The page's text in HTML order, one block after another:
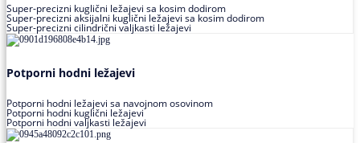
Super-precizni kuglični ležajevi sa kosim dodirom
Super-precizni aksijalni kuglični ležajevi sa kosim dodirom
Super-precizni cilindrični valjkasti ležajevi
Potporni hodni ležajevi
Potporni hodni ležajevi sa navojnom osovinom
Potporni hodni kuglični ležajevi
Potporni hodni valjkasti ležajevi